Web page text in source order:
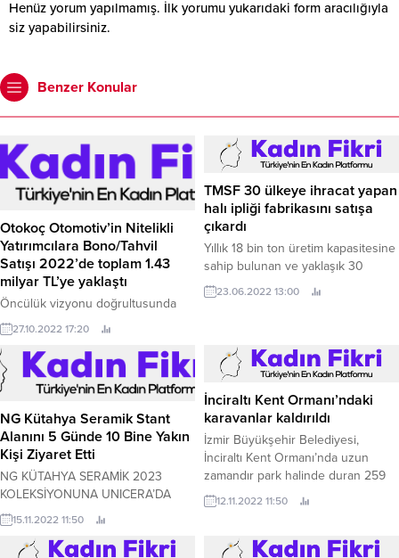
Henüz yorum yapılmamış. İlk yorumu yukarıdaki form aracılığıyla
siz yapabilirsiniz.
Benzer Konular
Otokoç Otomotiv’in Nitelikli
Yatırımcılara Bono/Tahvil
Satışı 2022’de toplam 1.43
milyar TL’ye yaklaştı
Öncülük vizyonu doğrultusunda
attığı adımlarla tam 94 yıldır
sektörde standartları tanımlayan;
otomotiv perakendeciliği, araç
kiralama ve araç paylaşımı
alanlarında faaliyet gösteren
Otokoç Otomotiv, 2022 yılı
içerisinde toplam bono / tahvil
satışı tutarının 1.
27.10.2022 17:20
TMSF 30 ülkeye ihracat yapan
halı ipliği fabrikasını satışa
çıkardı
Yıllık 18 bin ton üretim kapasitesine
sahip bulunan ve yaklaşık 30
ülkeye ihracat yapan “BCF1”
adlı fabrikanın, yıl sonunda toplam
bekleniyor.
23.06.2022 13:00
NG Kütahya Seramik Stant
Alanını 5 Günde 10 Bine Yakın
Kişi Ziyaret Etti
NG KÜTAHYA SERAMİK 2023
KOLEKSİYONUNA UNICERA’DA
BÜYÜK İLGİ NG Kütahya Seramik,
Unicera Uluslararası Seramik
Banyo Mutfak Fuarı’na 2023
15.11.2022 11:50
İnciraltı Kent Ormanı’ndaki
karavanlar kaldırıldı
İzmir Büyükşehir Belediyesi,
İnciraltı Kent Ormanı’nda uzun
zamandır park halinde duran 259
karavanı belirlenen park alanlarına
taşıdı.
12.11.2022 11:50